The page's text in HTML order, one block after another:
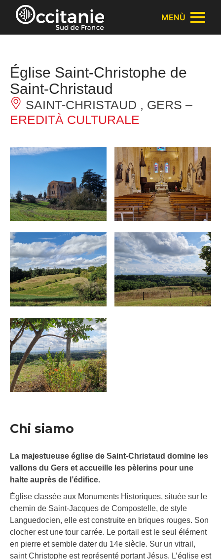
Pannello di gestione dei cookies
MENÙ
Église Saint-Christophe de
Saint-Christaud
SAINT-CHRISTAUD , GERS –
EREDITÀ CULTURALE
Chi siamo
La majestueuse église de Saint-Christaud domine les
vallons du Gers et accueille les pèlerins pour une
halte auprès de l’édifice.
Église classée aux Monuments Historiques, située sur le
chemin de Saint-Jacques de Compostelle, de style
Languedocien, elle est construite en briques rouges. Son
clocher est une tour carrée. Le portail est le seul élément
en pierre et semble dater du 14e siècle. Sur un vitrail,
saint Christophe est représenté portant Jésus. L’église est